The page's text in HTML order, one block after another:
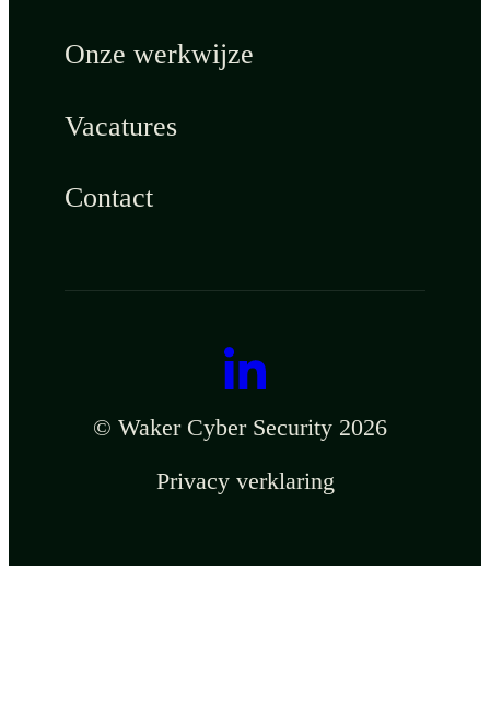
Onze werkwijze
Vacatures
Contact
© Waker Cyber Security 2026
Privacy verklaring